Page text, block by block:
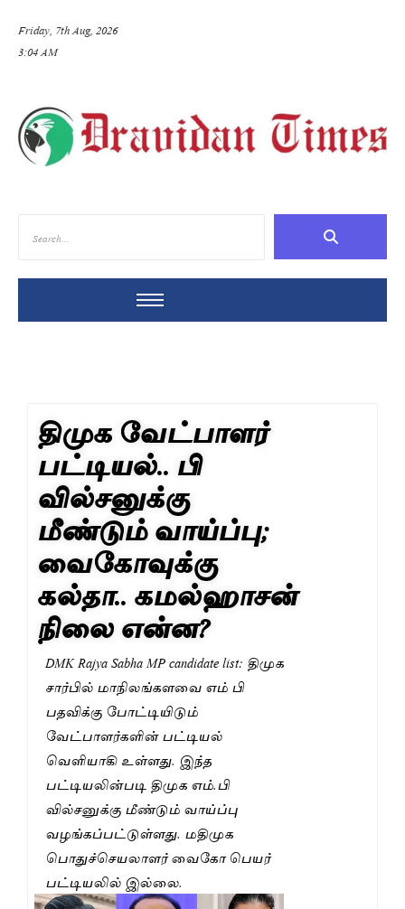
Friday, 7th Aug, 2026
3:04 AM
திமுக வேட்பாளர்
பட்டியல்.. பி
வில்சனுக்கு
மீண்டும் வாய்ப்பு;
வைகோவுக்கு
கல்தா.. கமல்ஹாசன்
நிலை என்ன?
DMK Rajya Sabha MP candidate list: திமுக
சார்பில் மாநிலங்களவை எம் பி
பதவிக்கு போட்டியிடும்
வேட்பாளர்களின் பட்டியல்
வெளியாகி உள்ளது. இந்த
பட்டியலின்படி திமுக எம்.பி
வில்சனுக்கு மீண்டும் வாய்ப்பு
வழங்கப்பட்டுள்ளது. மதிமுக
பொதுச்செயலாளர் வைகோ பெயர்
பட்டியலில் இல்லை.